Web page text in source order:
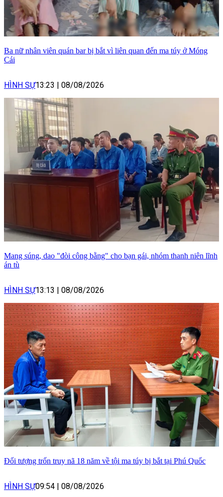
Ba nữ nhân viên quán bar bị bắt vì liên quan đến ma túy ở Móng
Cái
HÌNH SỰ13:23 | 08/08/2026
Mang súng, dao "đòi công bằng" cho bạn gái, nhóm thanh niên lĩnh
án tù
HÌNH SỰ13:13 | 08/08/2026
Đối tượng trốn truy nã 18 năm về tội ma túy bị bắt tại Phú Quốc
HÌNH SỰ09:54 | 08/08/2026